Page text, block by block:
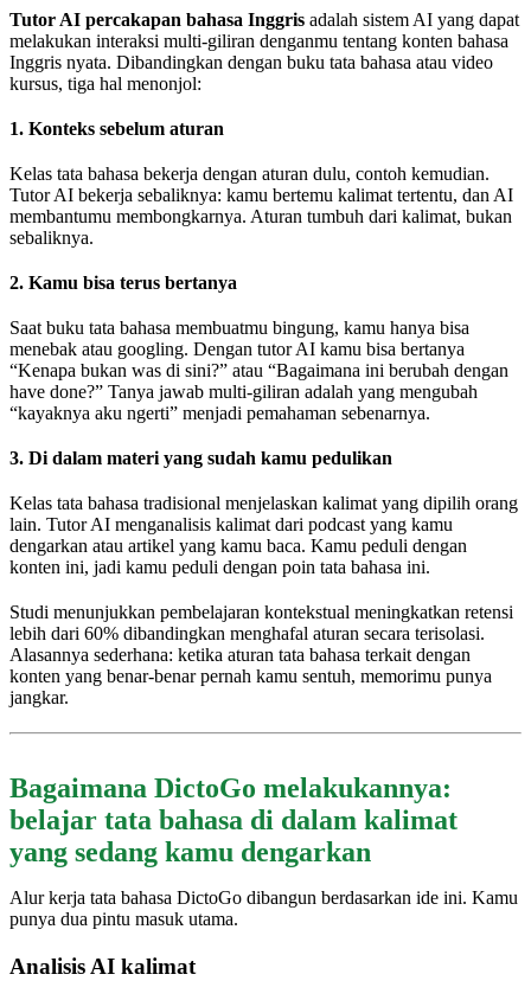
Tutor AI percakapan bahasa Inggris adalah sistem AI yang dapat
melakukan interaksi multi-giliran denganmu tentang konten bahasa
Inggris nyata. Dibandingkan dengan buku tata bahasa atau video
kursus, tiga hal menonjol:
1. Konteks sebelum aturan
Kelas tata bahasa bekerja dengan aturan dulu, contoh kemudian.
Tutor AI bekerja sebaliknya: kamu bertemu kalimat tertentu, dan AI
membantumu membongkarnya. Aturan tumbuh dari kalimat, bukan
sebaliknya.
2. Kamu bisa terus bertanya
Saat buku tata bahasa membuatmu bingung, kamu hanya bisa
menebak atau googling. Dengan tutor AI kamu bisa bertanya
“Kenapa bukan was di sini?” atau “Bagaimana ini berubah dengan
have done?” Tanya jawab multi-giliran adalah yang mengubah
“kayaknya aku ngerti” menjadi pemahaman sebenarnya.
3. Di dalam materi yang sudah kamu pedulikan
Kelas tata bahasa tradisional menjelaskan kalimat yang dipilih orang
lain. Tutor AI menganalisis kalimat dari podcast yang kamu
dengarkan atau artikel yang kamu baca. Kamu peduli dengan
konten ini, jadi kamu peduli dengan poin tata bahasa ini.
Studi menunjukkan pembelajaran kontekstual meningkatkan retensi
lebih dari 60% dibandingkan menghafal aturan secara terisolasi.
Alasannya sederhana: ketika aturan tata bahasa terkait dengan
konten yang benar-benar pernah kamu sentuh, memorimu punya
jangkar.
Bagaimana DictoGo melakukannya:
belajar tata bahasa di dalam kalimat
yang sedang kamu dengarkan
Alur kerja tata bahasa DictoGo dibangun berdasarkan ide ini. Kamu
punya dua pintu masuk utama.
Analisis AI kalimat